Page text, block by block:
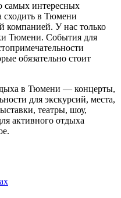
интересных
в Тюмени
компанией. У нас только
Тюмени. События для
обязательно стоит
в Тюмени — концерты,
для экскурсий, места,
театры, шоу,
активного отдыха